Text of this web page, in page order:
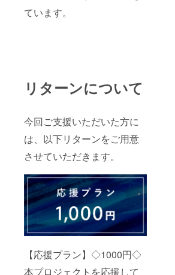
ています。
リターンについて
今回ご支援いただいた方に
は、以下リターンをご用意
させていただきます。
【応援プラン】◇1000円◇
本プロジェクトを応援して